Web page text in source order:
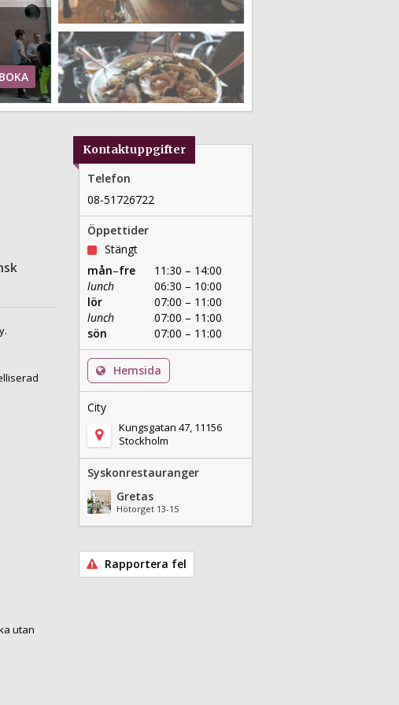
BOKA
utan
Kontaktuppgifter
Telefon
08-51726722
Öppettider
Stängt
mån–fre
11:30 – 14:00
lunch
06:30 – 10:00
lör
07:00 – 11:00
lunch
07:00 – 11:00
sön
07:00 – 11:00
Hemsida
City
Kungsgatan 47, 11156
Stockholm
Syskonrestauranger
Gretas
Hötorget 13-15
Rapportera fel